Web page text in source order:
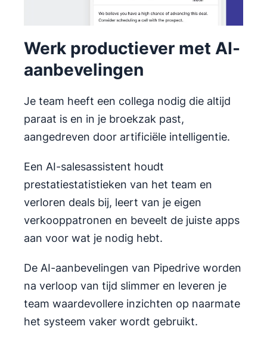
Werk productiever met AI-
aanbevelingen
Je team heeft een collega nodig die altijd
paraat is en in je broekzak past,
aangedreven door artificiële intelligentie.
Een AI-salesassistent houdt
prestatiestatistieken van het team en
verloren deals bij, leert van je eigen
verkooppatronen en beveelt de juiste apps
aan voor wat je nodig hebt.
De AI-aanbevelingen van Pipedrive worden
na verloop van tijd slimmer en leveren je
team waardevollere inzichten op naarmate
het systeem vaker wordt gebruikt.